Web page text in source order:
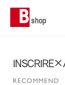
RECOMMEND